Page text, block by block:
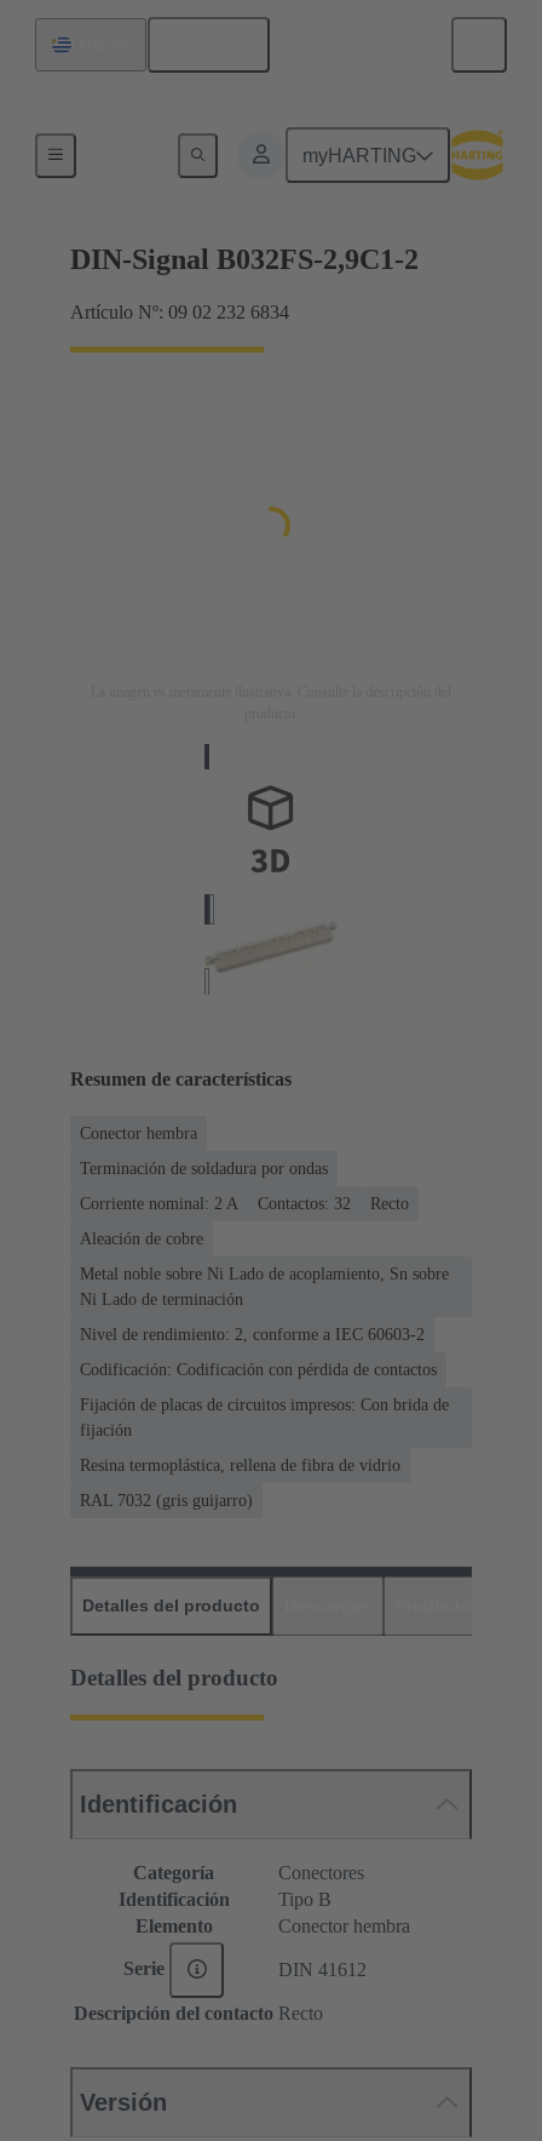
myHARTING
Terminación de placa madre a tarjeta hija
DIN-Signal B032FS-2,9C1-2
Artículo Nº: 09 02 232 6834
Resumen de características
Conector hembra
Terminación de soldadura por ondas
Corriente nominal: ‌2 A
Contactos: 32
Recto
Aleación de cobre
Metal noble sobre Ni Lado de acoplamiento, Sn sobre
Ni Lado de terminación
Nivel de rendimiento: 2, conforme a IEC 60603-2
Codificación: Codificación con pérdida de contactos
Fijación de placas de circuitos impresos: Con brida de
fijación
Resina termoplástica, rellena de fibra de vidrio
RAL 7032 (gris guijarro)
Detalles del producto
Detalles del producto
Identificación
Categoría
Conectores
Identificación
Tipo B
Elemento
Conector hembra
Serie DIN 41612
Descripción del contacto Recto
Versión